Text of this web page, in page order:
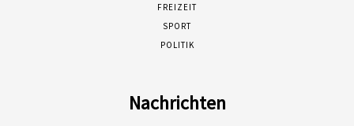
FREIZEIT
SPORT
POLITIK
Nachrichten